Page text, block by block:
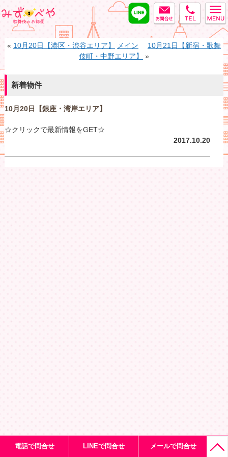
tel
MAIL
LINE
« 10月20日【港区・渋谷エリア】 メイン
10月21日【新宿・歌舞
伎町・中野エリア】
»
新着物件
10月20日【銀座・湾岸エリア】
☆クリックで最新情報をGET☆
2017.10.20
電話で問合せ LINEで問合せ メールで問合せ